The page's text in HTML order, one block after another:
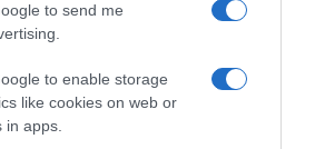
to send me
to enable storage
like cookies on web or
apps.
κρατούμενος ο
Βρετανίδας